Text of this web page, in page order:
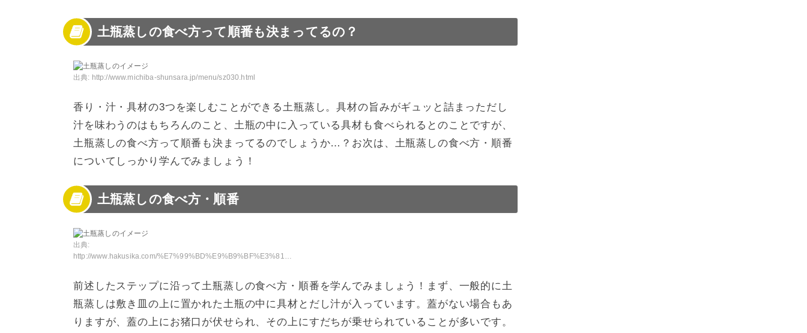
土瓶蒸しの食べ方って順番も決まってるの？
出典: http://www.michiba-shunsara.jp/menu/sz030.html
香り・汁・具材の3つを楽しむことができる土瓶蒸し。具材の旨みがギュッと詰まっただし
汁を味わうのはもちろんのこと、土瓶の中に入っている具材も食べられるとのことですが、
土瓶蒸しの食べ方って順番も決まってるのでしょうか…？お次は、土瓶蒸しの食べ方・順番
についてしっかり学んでみましょう！
土瓶蒸しの食べ方・順番
出典:
http://www.hakusika.com/%E7%99%BD%E9%B9%BF%E3%81%8B%E3%82%89%E3%81%AE%E3%81%8A%E7%9F%A5%E3%82%89%E3%81%9B/post_50/
前述したステップに沿って土瓶蒸しの食べ方・順番を学んでみましょう！まず、一般的に土
瓶蒸しは敷き皿の上に置かれた土瓶の中に具材とだし汁が入っています。蓋がない場合もあ
りますが、蓋の上にお猪口が伏せられ、その上にすだちが乗せられていることが多いです。